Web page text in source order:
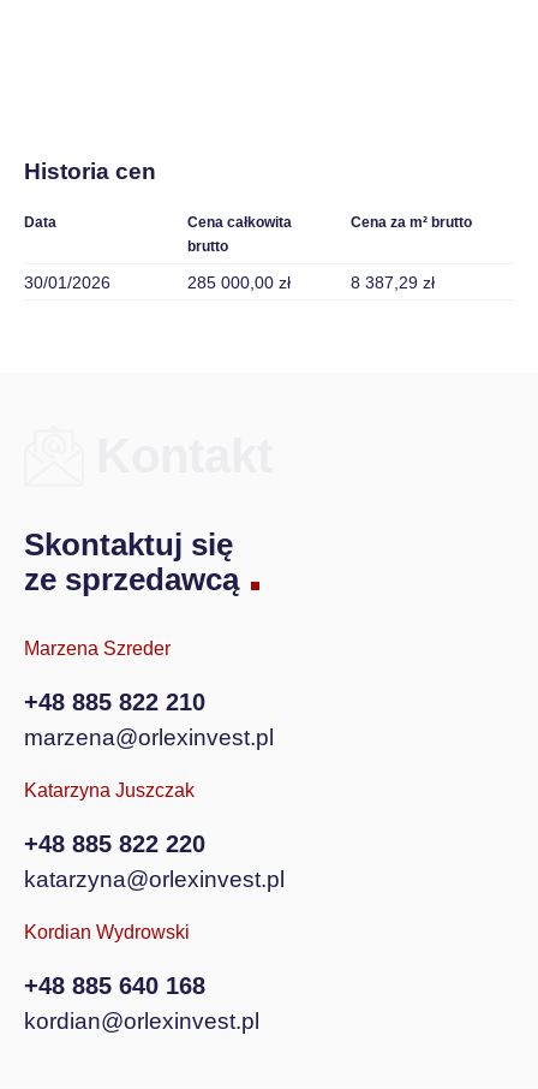
Historia cen
Data
Cena całkowita
brutto
Cena za m² brutto
30/01/2026 285 000,00 zł 8 387,29 zł
Skontaktuj się
ze sprzedawcą
Marzena Szreder
+48 885 822 210
marzena@orlexinvest.pl
Katarzyna Juszczak
+48 885 822 220
katarzyna@orlexinvest.pl
Kordian Wydrowski
+48 885 640 168
kordian@orlexinvest.pl